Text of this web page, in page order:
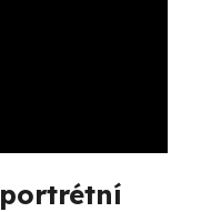
portrétní